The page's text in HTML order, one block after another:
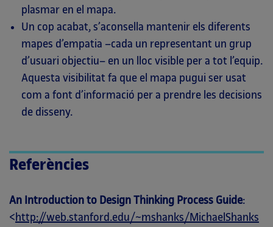
plasmar en el mapa.
Un cop acabat, s’aconsella mantenir els diferents
mapes d’empatia –cada un representant un grup
d’usuari objectiu– en un lloc visible per a tot l’equip.
Aquesta visibilitat fa que el mapa pugui ser usat
com a font d’informació per a prendre les decisions
de disseny.
Referències
An Introduction to Design Thinking Process Guide:
< http://web.stanford.edu/~mshanks/MichaelShanks